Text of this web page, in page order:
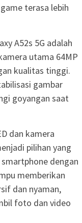
terasa lebih
A52s 5G adalah
utama 64MP
kualitas tinggi.
gambar
goyangan saat
dan kamera
pilihan yang
dengan
memberikan
dan nyaman,
foto dan video